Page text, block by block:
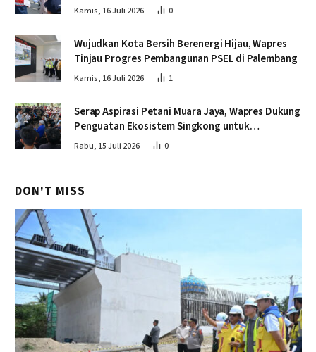
Kamis, 16 Juli 2026 0
Wujudkan Kota Bersih Berenergi Hijau, Wapres
Tinjau Progres Pembangunan PSEL di Palembang
Kamis, 16 Juli 2026 1
Serap Aspirasi Petani Muara Jaya, Wapres Dukung
Penguatan Ekosistem Singkong untuk
Swasembada Pangan
Rabu, 15 Juli 2026 0
DON'T MISS